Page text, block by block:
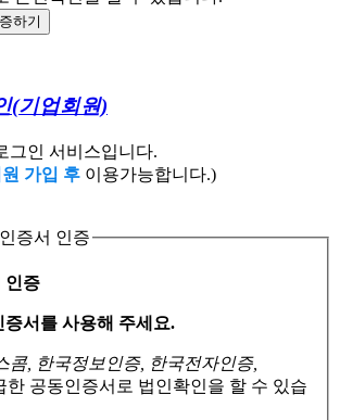
하기
(기업회원)
그인 서비스입니다.
가입 후 이용가능합니다.)
증서 인증
인증
서를 사용해 주세요.
콤, 한국정보인증, 한국전자인증,
한 공동인증서로 법인확인을 할 수 있습